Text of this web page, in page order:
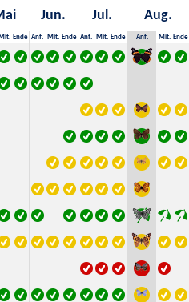
Jun. Jul. Aug.
Mit. Ende Anf. Mit. Ende Anf. Mit. Ende Anf. Mit. Ende